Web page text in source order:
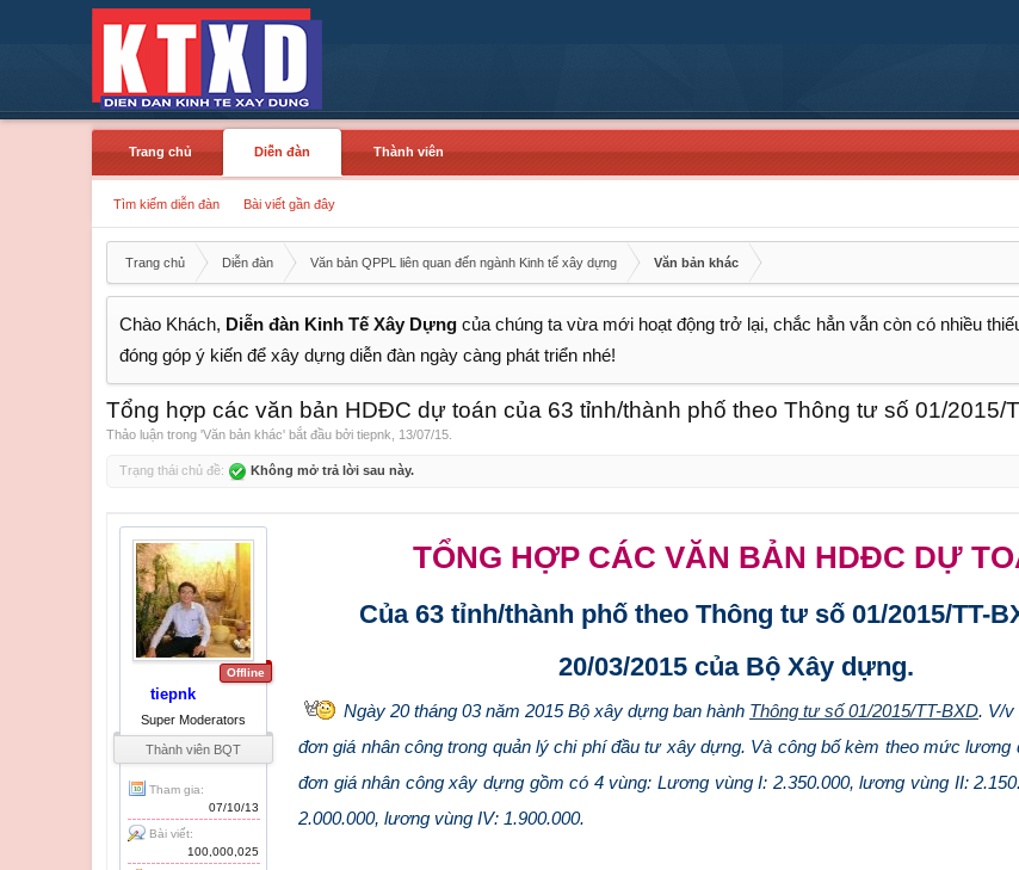
Trang chủ
Diễn đàn
Tìm kiếm diễn đàn Bài viết gần đây
Thành viên
Trang chủ Diễn đàn Văn bản QPPL liên quan đến ngành Kinh tế xây dựng Văn bản khác
Chào Khách, Diễn đàn Kinh Tế Xây Dựng của chúng ta vừa mới hoạt động trở lại, chắc hẳn vẫn còn có nhiều
đóng góp ý kiến để xây dựng diễn đàn ngày càng phát triển nhé!
Tổng hợp các văn bản HDĐC dự toán của 63 tỉnh/thành phố theo Thông tư số 01/2015/
Thảo luận trong 'Văn bản khác' bắt đầu bởi tiepnk 13/07/15
Trạng thái chủ đề: Không mở trả lời sau này.
Offline
tiepnk
Super Moderators
Thành viên BQT
Tham gia:
07/10/13
Bài viết:
100,000,025
TỔNG HỢP CÁC VĂN BẢN HDĐC DỰ
Của 63 tỉnh/thành phố theo Thông tư số 01/2015/TT-
20/03/2015 của Bộ Xây dựng.
Ngày 20 tháng 03 năm 2015 Bộ xây dựng ban hành Thông tư số 01/2015/TT-BXD. V/v
đơn giá nhân công trong quản lý chi phí đầu tư xây dựng. Và công bố kèm theo mức lương
đơn giá nhân công xây dựng gồm có 4 vùng: Lương vùng I: 2.350.000, lương vùng II:
2.000.000, lương vùng IV: 1.900.000.